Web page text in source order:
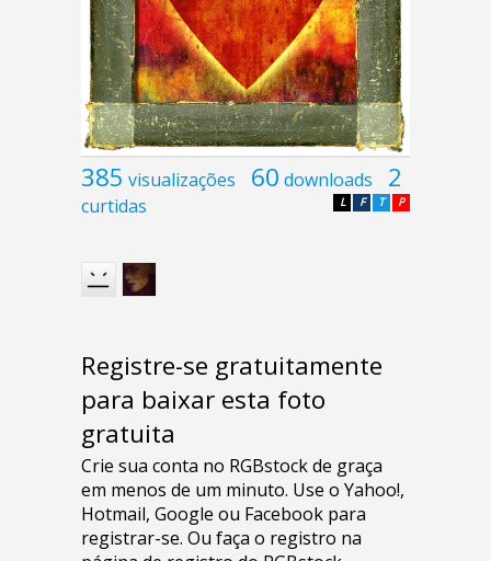
385 visualizações 60 downloads 2
curtidas P
T
F
L
Registre-se gratuitamente
para baixar esta foto
gratuita